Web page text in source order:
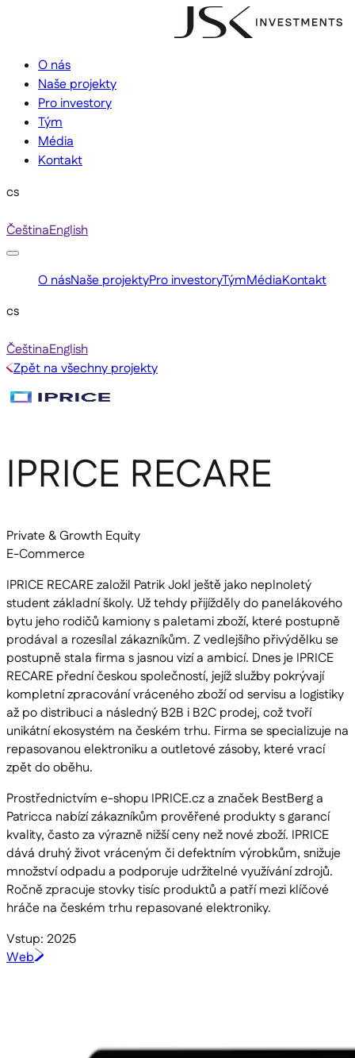
O nás
Naše projekty
Pro investory
Tým
Média
Kontakt
cs
ČeštinaEnglish
O násNaše projektyPro investoryTýmMédiaKontakt
cs
ČeštinaEnglish
Zpět na všechny projekty
IPRICE RECARE
Private & Growth Equity
E-Commerce
IPRICE RECARE založil Patrik Jokl ještě jako neplnoletý
student základní školy. Už tehdy přijížděly do panelákového
bytu jeho rodičů kamiony s paletami zboží, které postupně
prodával a rozesílal zákazníkům. Z vedlejšího přivýdělku se
postupně stala firma s jasnou vizí a ambicí. Dnes je IPRICE
RECARE přední českou společností, jejíž služby pokrývají
kompletní zpracování vráceného zboží od servisu a logistiky
až po distribuci a následný B2B i B2C prodej, což tvoří
unikátní ekosystém na českém trhu. Firma se specializuje na
repasovanou elektroniku a outletové zásoby, které vrací
zpět do oběhu.
Prostřednictvím e-shopu IPRICE.cz a značek BestBerg a
Patricca nabízí zákazníkům prověřené produkty s garancí
kvality, často za výrazně nižší ceny než nové zboží. IPRICE
dává druhý život vráceným či defektním výrobkům, snižuje
množství odpadu a podporuje udržitelné využívání zdrojů.
Ročně zpracuje stovky tisíc produktů a patří mezi klíčové
hráče na českém trhu repasované elektroniky.
Vstup: 2025
Web